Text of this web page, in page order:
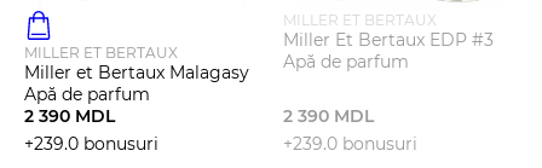
MILLER ET BERTAUX
Miller et Bertaux Malagasy
Apă de parfum
2 390 MDL
+239.0 bonusuri
MILLER ET BERTAUX
Miller Et Bertaux EDP #3
Apă de parfum
2 390 MDL
+239.0 bonusuri